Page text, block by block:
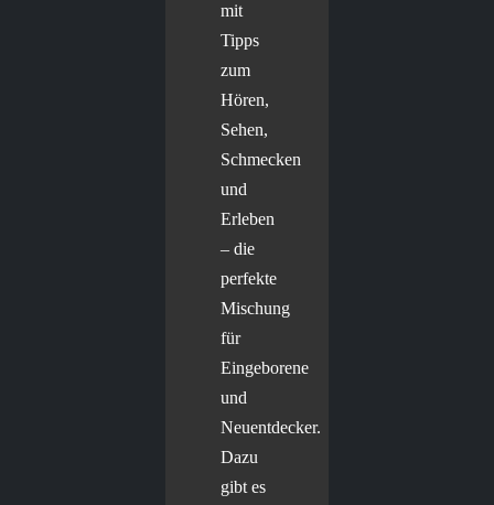
mit
Tipps
zum
Hören,
Sehen,
Schmecken
und
Erleben
– die
perfekte
Mischung
für
Eingeborene
und
Neuentdecker.
Dazu
gibt es